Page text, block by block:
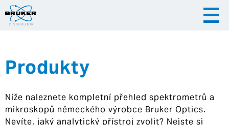
|
Hrvatska
Produkty
Níže naleznete kompletní přehled spektrometrů a
mikroskopů německého výrobce Bruker Optics.
Nevíte, jaký analytický přístroj zvolit? Nejste si